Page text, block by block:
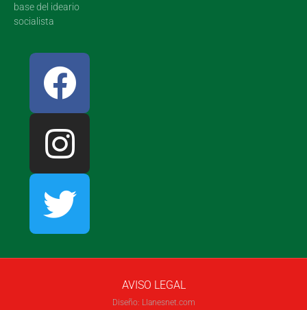
base del ideario
socialista
AVISO LEGAL
Diseño: Llanesnet.com